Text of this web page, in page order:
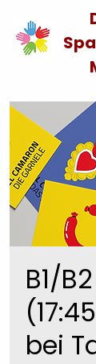
B1/
bei